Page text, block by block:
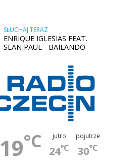
SŁUCHAJ TERAZ
ENRIQUE IGLESIAS FEAT.
SEAN PAUL - BAILANDO
19°C jutro
24°C
pojutrze
30°C